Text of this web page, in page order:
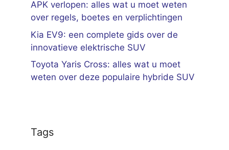
APK verlopen: alles wat u moet weten
over regels, boetes en verplichtingen
Kia EV9: een complete gids over de
innovatieve elektrische SUV
Toyota Yaris Cross: alles wat u moet
weten over deze populaire hybride SUV
Tags